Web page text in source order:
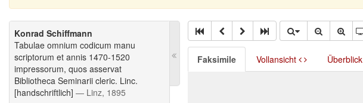
Konrad Schiffmann
Tabulae omnium codicum manu
scriptorum et annis 1470-1520
impressorum, quos asservat
Bibliotheca Seminarii cleric. Linc.
[handschriftlich] — Linz, 1895
Faksimile Vollansicht Überblick